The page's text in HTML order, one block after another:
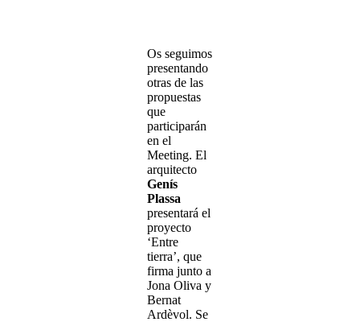
Os seguimos
presentando
otras de las
propuestas
que
participarán
en el
Meeting. El
arquitecto
Genís
Plassa
presentará el
proyecto
‘Entre
tierra’, que
firma junto a
Jona Oliva y
Bernat
Ardèvol. Se